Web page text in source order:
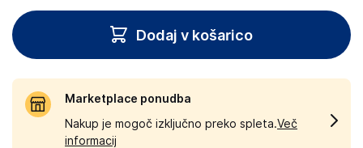
Dodaj v košarico
Marketplace ponudba
Nakup je mogoč izključno preko spleta.Več
informacij